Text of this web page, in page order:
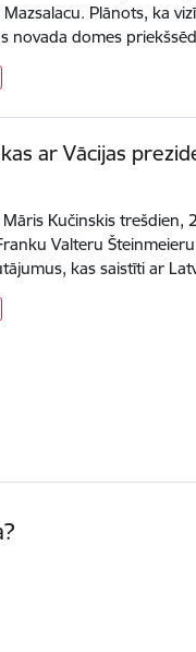
Plānots, ka
novada domes
ar Vācijas
Kučinskis trešdien,
Valteru
kas saistīti ar